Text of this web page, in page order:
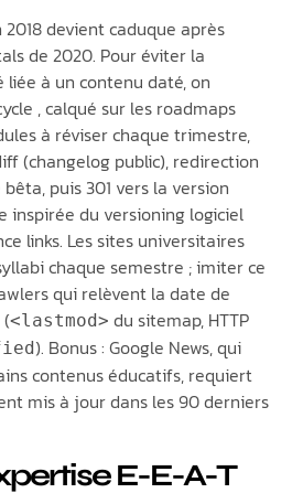
devient caduque après
de 2020. Pour éviter la
à un contenu daté, on
, calqué sur les roadmaps
à réviser chaque trimestre,
(changelog public), redirection
puis 301 vers la version
inspirée du versioning logiciel
links. Les sites universitaires
chaque semestre ; imiter ce
qui relèvent la date de
<lastmod> du sitemap, HTTP
). Bonus : Google News, qui
contenus éducatifs, requiert
mis à jour dans les 90 derniers
E-E-A-T